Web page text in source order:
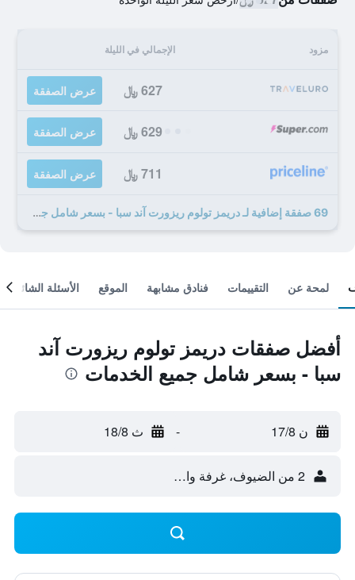
مزود الإجمالي في الليلة
627 ﷼ عرض الصفقة
629 ﷼ عرض الصفقة
711 ﷼ عرض الصفقة
69 صفقة إضافية لـ دريمز تولوم ريزورت آند سبا - بسعر شامل جميع الخدمات
لمحة عن التقييمات فنادق مشابهة الموقع الأسئلة الشائعة
أفضل صفقات دريمز تولوم ريزورت آند
سبا - بسعر شامل جميع الخدمات
ن 17/8 - ث 18/8
2 من الضيوف، غرفة واحدة